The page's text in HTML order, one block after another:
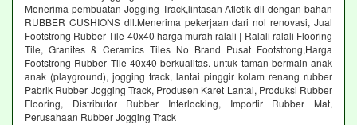
Menerima pembuatan Jogging Track,lintasan Atletik dll dengan bahan
RUBBER CUSHIONS dll.Menerima pekerjaan dari nol renovasi, Jual
Footstrong Rubber Tile 40x40 harga murah ralali | Ralali ralali Flooring
Tile, Granites & Ceramics Tiles No Brand Pusat Footstrong,Harga
Footstrong Rubber Tile 40x40 berkualitas. untuk taman bermain anak
anak (playground), jogging track, lantai pinggir kolam renang rubber
Pabrik Rubber Jogging Track, Produsen Karet Lantai, Produksi Rubber
Flooring, Distributor Rubber Interlocking, Importir Rubber Mat,
Perusahaan Rubber Jogging Track